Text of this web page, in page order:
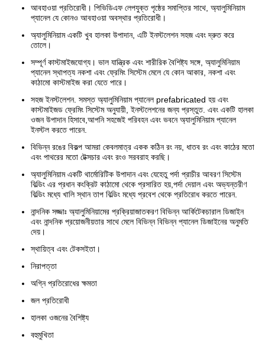
আবহাওয়া প্রতিরোধী। পিভিডিএফ লেপযুক্ত পৃষ্ঠের সমাপ্তির সাথে, অ্যালুমিনিয়াম
প্যানেল যে কোনও আবহাওয়া অবস্থার প্রতিরোধী।
অ্যালুমিনিয়াম একটি খুব হালকা উপাদান, এটি ইনস্টলেশন সহজ এবং দ্রুত করে
তোলে।
সম্পূর্ণ কাস্টমাইজযোগ্য। ভাল যান্ত্রিক এবং শারীরিক বৈশিষ্ট্য সঙ্গে, অ্যালুমিনিয়াম
প্যানেল স্থাপত্য নকশা এবং ফ্রেমিং সিস্টেম মেলে যে কোন আকার, নকশা এবং
কাঠামো কাস্টমাইজ করা যেতে পারে।
সহজ ইনস্টলেশন. সমস্ত অ্যালুমিনিয়াম প্যানেল prefabricated হয় এবং
কাস্টমাইজড ফ্রেমিং সিস্টেম অনুযায়ী, ইনস্টলেশনের জন্য প্রস্তুত. এবং একটি হালকা
ওজন উপাদান হিসাবে,আপনি সহজেই পরিবহন এবং ভবনে অ্যালুমিনিয়াম প্যানেল
ইনস্টল করতে পারেন.
বিভিন্ন রঙের বিকল্প আমরা কেবলমাত্র একক কঠিন রং নয়, ধাতব রং এবং কাঠের মতো
এবং পাথরের মতো টেক্সচার এবং রংও সরবরাহ করছি।
অ্যালুমিনিয়াম একটি থার্মোরিটিক উপাদান এবং যেহেতু পর্দা প্রাচীর আবরণ সিস্টেম
বিল্ডিং এর প্রধান কংক্রিট কাঠামো থেকে প্রসারিত হয়,পর্দা দেয়াল এবং অভ্যন্তরীণ
বিল্ডিং মধ্যে খালি স্থান তাপ বিল্ডিং মধ্যে প্রবেশ থেকে প্রতিরোধ করতে পারেন.
নান্দনিক সজ্জাঃ অ্যালুমিনিয়ামের প্রক্রিয়াজাতকরণ বিভিন্ন আর্কিটেকচারাল ডিজাইন
এবং নান্দনিক প্রয়োজনীয়তার সাথে মেলে বিভিন্ন বিভিন্ন প্যানেল ডিজাইনের অনুমতি
দেয়।
স্থায়িত্ব এবং টেকসইতা।
নিরাপত্তা
অগ্নি প্রতিরোধের ক্ষমতা
জল প্রতিরোধী
হালকা ওজনের বৈশিষ্ট্য
বহুমুখিতা